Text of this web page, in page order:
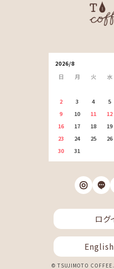
2026/8
日
月 火 水
2
3 4 5
9
10 11 12
16
17 18 19
23
24 25 26
30
31
ログ
© TSUJIMOTO